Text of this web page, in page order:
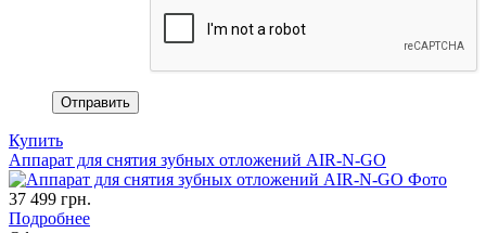
Купить
Аппарат для снятия зубных отложений AIR-N-GO
37 499 грн.
Подробнее